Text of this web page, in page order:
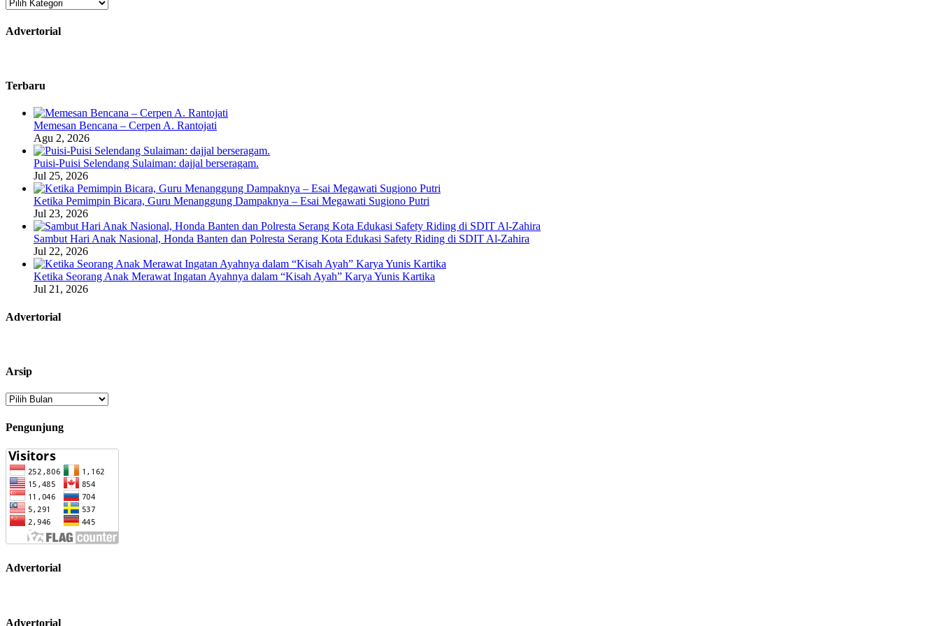
Advertorial
Terbaru
Memesan Bencana – Cerpen A. Rantojati
Agu 2, 2026
Puisi-Puisi Selendang Sulaiman: dajjal berseragam.
Jul 25, 2026
Ketika Pemimpin Bicara, Guru Menanggung Dampaknya – Esai Megawati Sugiono Putri
Jul 23, 2026
Sambut Hari Anak Nasional, Honda Banten dan Polresta Serang Kota Edukasi Safety Riding di SDIT Al-Zahira
Jul 22, 2026
Ketika Seorang Anak Merawat Ingatan Ayahnya dalam “Kisah Ayah” Karya Yunis Kartika
Jul 21, 2026
Advertorial
Arsip
Arsip
Pengunjung
Advertorial
Advertorial